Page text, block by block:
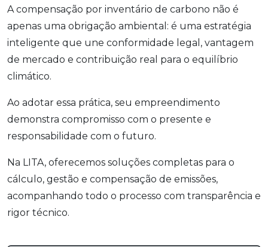
A compensação por inventário de carbono não é
apenas uma obrigação ambiental: é uma estratégia
inteligente que une conformidade legal, vantagem
de mercado e contribuição real para o equilíbrio
climático.
Ao adotar essa prática, seu empreendimento
demonstra compromisso com o presente e
responsabilidade com o futuro.
Na LITA, oferecemos soluções completas para o
cálculo, gestão e compensação de emissões,
acompanhando todo o processo com transparência e
rigor técnico.